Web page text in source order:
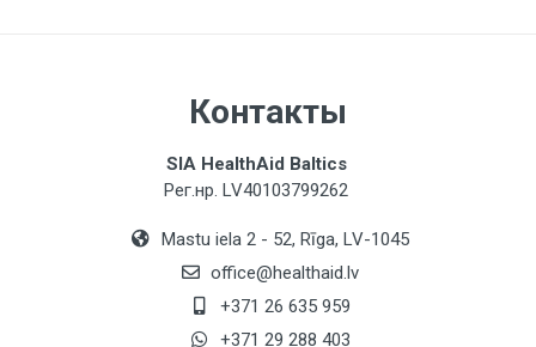
Экстракт гинкго билоба** (50:1) (эквивалентно
1000 мг порошка гинкго билоба)
(**стандартизированный мин. 24%
флавогликозидов)
Контакты
SIA HealthAid Baltics
Рег.нр. LV40103799262
Mastu iela 2 - 52, Rīga, LV-1045
office@healthaid.lv
+371 26 635 959
+371 29 288 403